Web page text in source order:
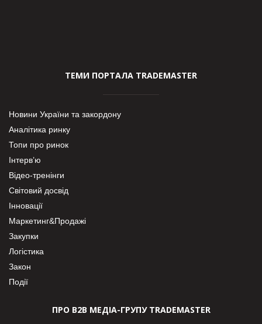
ТЕМИ ПОРТАЛА TRADEMASTER
Новини України та закордону
Аналітика ринку
Топи про ринок
Інтерв’ю
Відео-тренінги
Світовий досвід
Інновації
Маркетинг&Продажі
Закупки
Логістика
Закон
Події
ПРО В2В МЕДІА-ГРУПУ TRADEMASTER